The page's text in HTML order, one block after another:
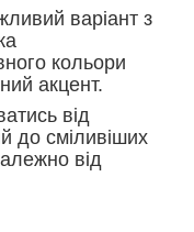
варіант з
кольори
акцент.
від
до сміливіших
від